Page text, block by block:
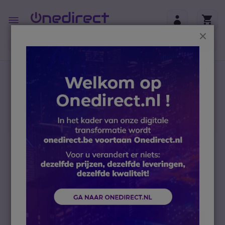
Toggle
Nav
btw)
Conferencing
Video conferencing
Conference camera
ProXtend X701
Ga naar het einde van de afbeeldingen-gallerij